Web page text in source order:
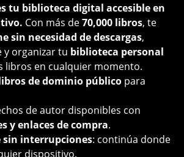
tu biblioteca digital accesible en
Con más de70,000 libros, te
sin necesidad de descargas,
y organizar tu biblioteca personal
libros en cualquier momento.
de dominio público para
de autor disponibles con
y enlaces de compra.
sin interrupciones: continúa donde
dispositivo.